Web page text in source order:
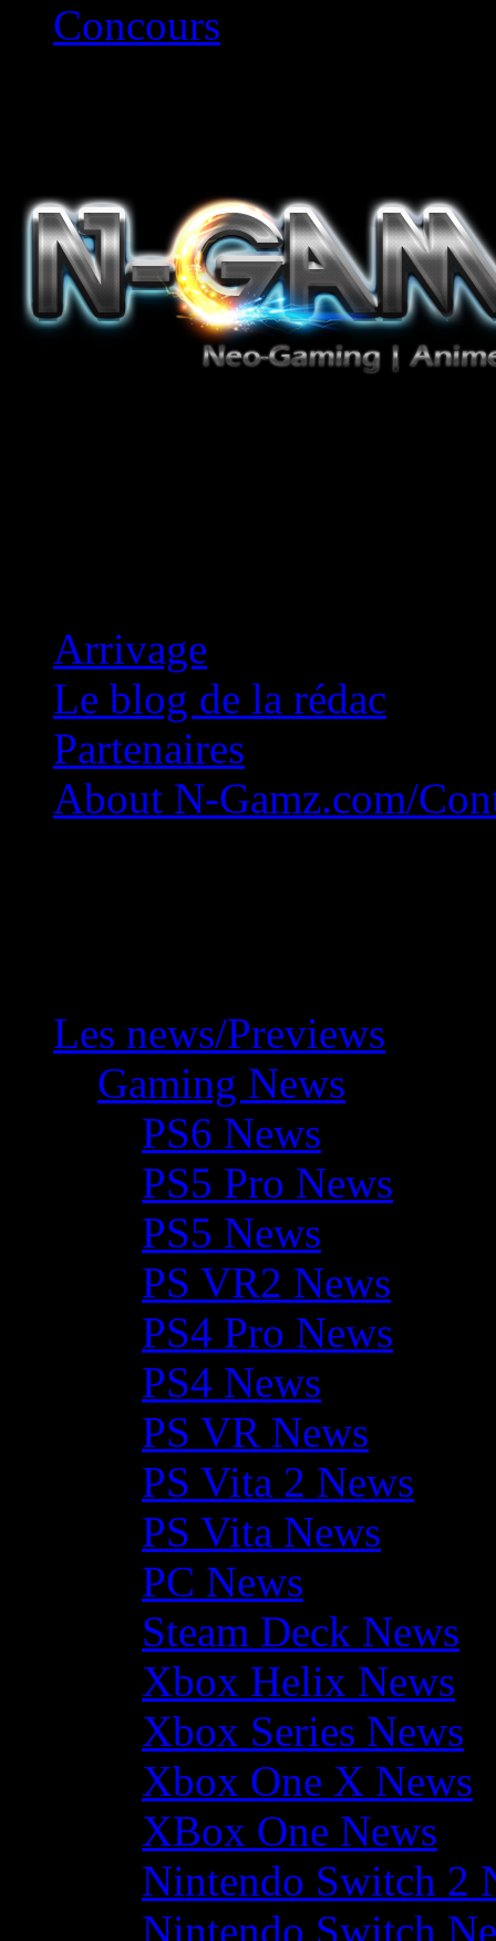
Concours
Arrivage
Le blog de la rédac
Partenaires
About N-Gamz.com/
Les news/Previews
Gaming News
PS6 News
PS5 Pro News
PS5 News
PS VR2 News
PS4 Pro News
PS4 News
PS VR News
PS Vita 2 News
PS Vita News
PC News
Steam Deck News
Xbox Helix News
Xbox Series News
Xbox One X News
XBox One News
Nintendo Switch 2
Nintendo Switch